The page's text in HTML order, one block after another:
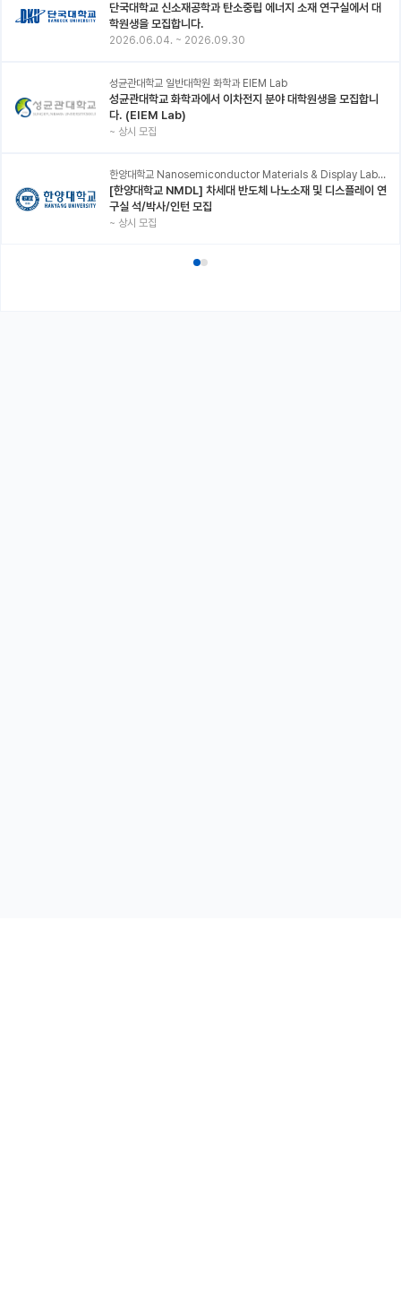
단국대학교 신소재공학과 탄소중립 에너지 소재 연구실에서 대
학원생을 모집합니다.
2026.06.04. ~ 2026.09.30
성균관대학교 일반대학원 화학과 EIEM Lab
성균관대학교 화학과에서 이차전지 분야 대학원생을 모집합니
다. (EIEM Lab)
~ 상시 모집
한양대학교 Nanosemiconductor Materials & Display Laboratory
[한양대학교 NMDL] 차세대 반도체 나노소재 및 디스플레이 연
구실 석/박사/인턴 모집
~ 상시 모집